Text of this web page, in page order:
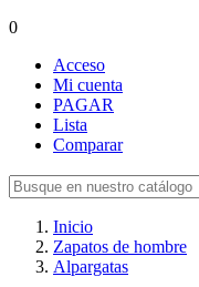
0
Acceso
Mi cuenta
PAGAR
Lista
Comparar
Inicio
Zapatos de hombre
Alpargatas